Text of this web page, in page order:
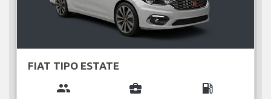
FIAT TIPO ESTATE
group business_center local_gas_station